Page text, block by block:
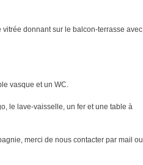
donnant sur le balcon-terrasse avec
vasque et un WC.
le lave-vaisselle, un fer et une table à
merci de nous contacter par mail ou